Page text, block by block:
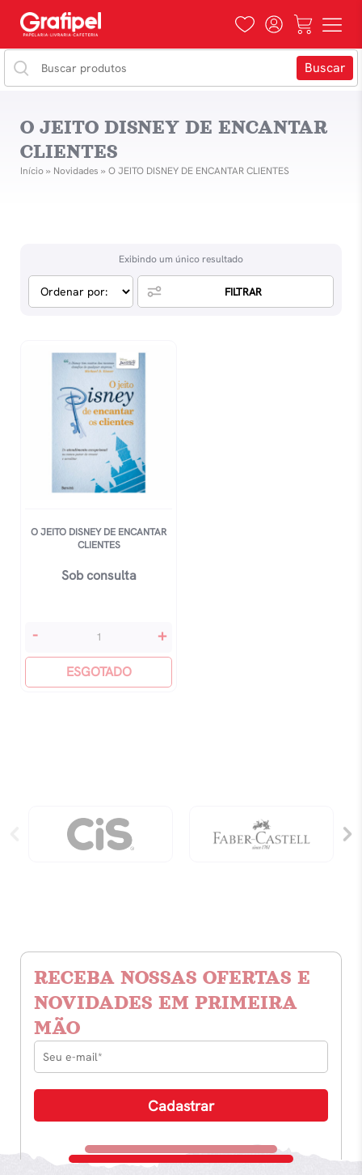
O JEITO DISNEY DE ENCANTAR
CLIENTES
Início» Novidades » O JEITO DISNEY DE ENCANTAR CLIENTES
Exibindo um único resultado
FILTRAR
O JEITO DISNEY DE ENCANTAR
CLIENTES
Sob consulta
O
De
- +
ESGOTADO
RECEBA NOSSAS OFERTAS E
NOVIDADES EM PRIMEIRA
MÃO